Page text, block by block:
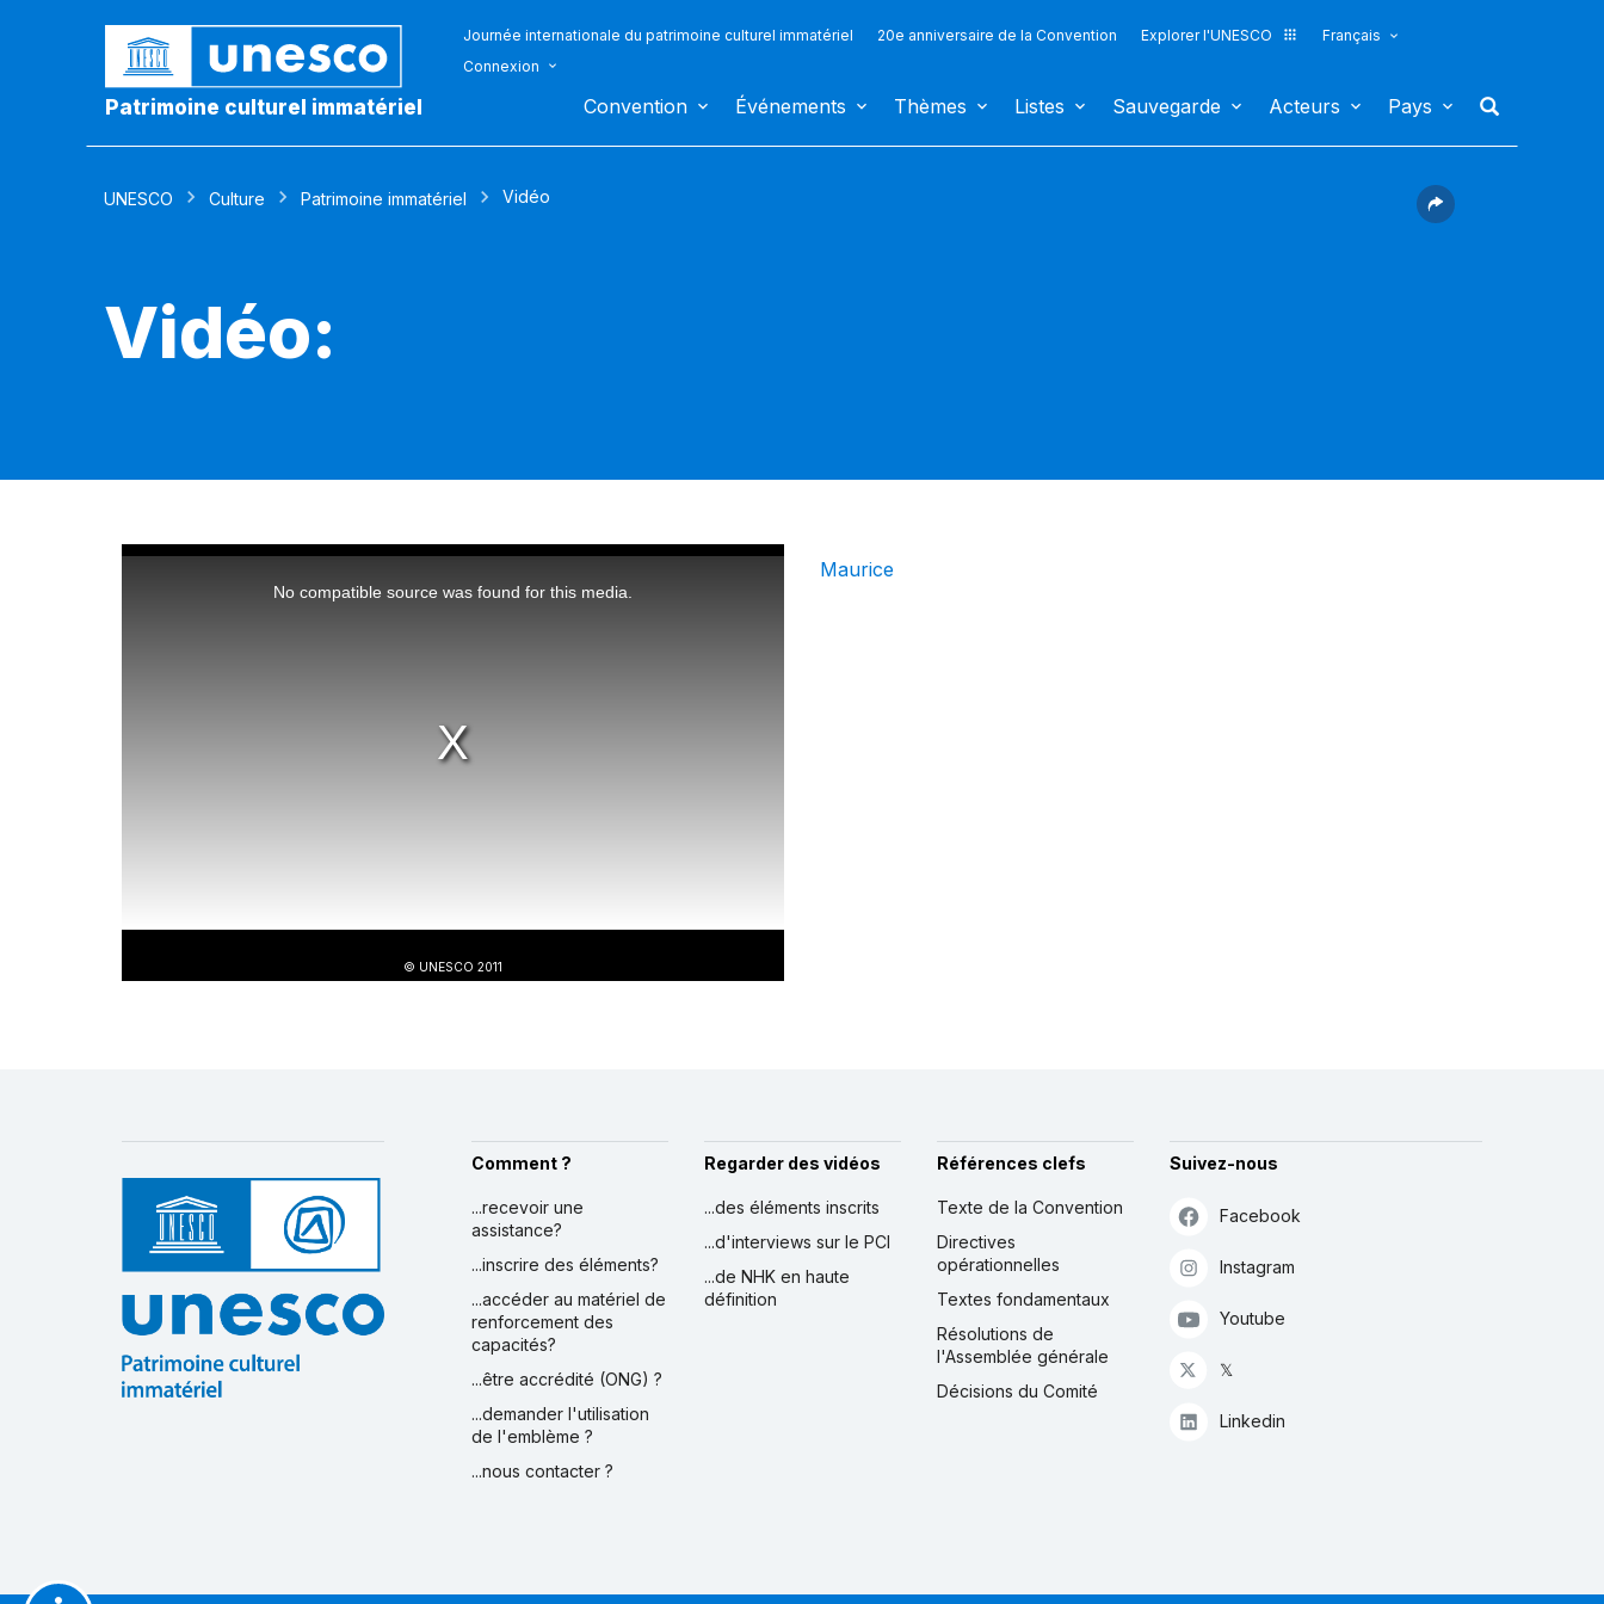
Patrimoine culturel immatériel
Journée internationale du patrimoine culturel immatériel 20e anniversaire de la Convention Explorer l'UNESCO
Français
Connexion
Convention Événements Thèmes Listes Sauvegarde Acteurs Pays
UNESCO Culture Patrimoine immatériel Vidéo
Vidéo:
No compatible source was found for this media.
© UNESCO 2011
Maurice
Comment ?
...recevoir une
assistance?
...inscrire des éléments?
...accéder au matériel de
renforcement des
capacités?
...être accrédité (ONG) ?
...demander l'utilisation
de l'emblème ?
...nous contacter ?
Regarder des vidéos
...des éléments inscrits
...d'interviews sur le PCI
...de NHK en haute
définition
Références clefs
Texte de la Convention
Directives
opérationnelles
Textes fondamentaux
Résolutions de
l'Assemblée générale
Décisions du Comité
Suivez-nous
Facebook
Instagram
Youtube
𝕏
Linkedin